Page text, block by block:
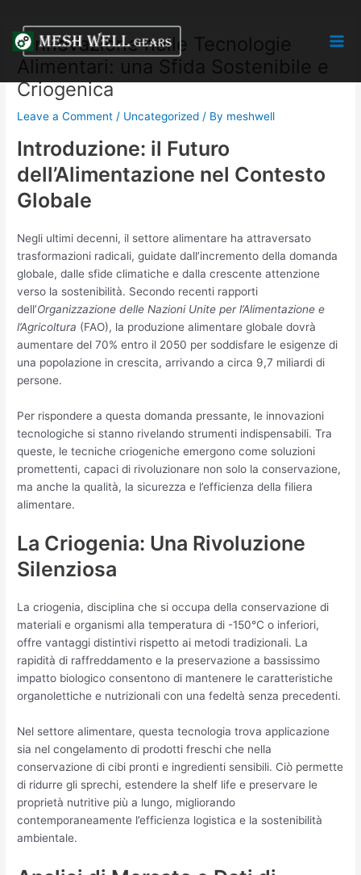
content
L’Innovazione nelle Tecnologie
Alimentari: una Sfida Sostenibile e
Criogenica
Leave a Comment / Uncategorized / By meshwell
Introduzione: il Futuro
dell’Alimentazione nel Contesto
Globale
Negli ultimi decenni, il settore alimentare ha attraversato
trasformazioni radicali, guidate dall’incremento della domanda
globale, dalle sfide climatiche e dalla crescente attenzione
verso la sostenibilità. Secondo recenti rapporti
dell’Organizzazione delle Nazioni Unite per l’Alimentazione e
l’Agricoltura (FAO), la produzione alimentare globale dovrà
aumentare del 70% entro il 2050 per soddisfare le esigenze di
una popolazione in crescita, arrivando a circa 9,7 miliardi di
persone.
Per rispondere a questa domanda pressante, le innovazioni
tecnologiche si stanno rivelando strumenti indispensabili. Tra
queste, le tecniche criogeniche emergono come soluzioni
promettenti, capaci di rivoluzionare non solo la conservazione,
ma anche la qualità, la sicurezza e l’efficienza della filiera
alimentare.
La Criogenia: Una Rivoluzione
Silenziosa
La criogenia, disciplina che si occupa della conservazione di
materiali e organismi alla temperatura di -150°C o inferiori,
offre vantaggi distintivi rispetto ai metodi tradizionali. La
rapidità di raffreddamento e la preservazione a bassissimo
impatto biologico consentono di mantenere le caratteristiche
organolettiche e nutrizionali con una fedeltà senza precedenti.
Nel settore alimentare, questa tecnologia trova applicazione
sia nel congelamento di prodotti freschi che nella
conservazione di cibi pronti e ingredienti sensibili. Ciò permette
di ridurre gli sprechi, estendere la shelf life e preservare le
proprietà nutritive più a lungo, migliorando
contemporaneamente l’efficienza logistica e la sostenibilità
ambientale.
navigation